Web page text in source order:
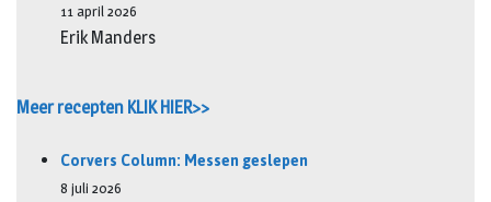
11 april 2026
Erik Manders
Meer recepten KLIK HIER>>
Corvers Column: Messen geslepen
8 juli 2026